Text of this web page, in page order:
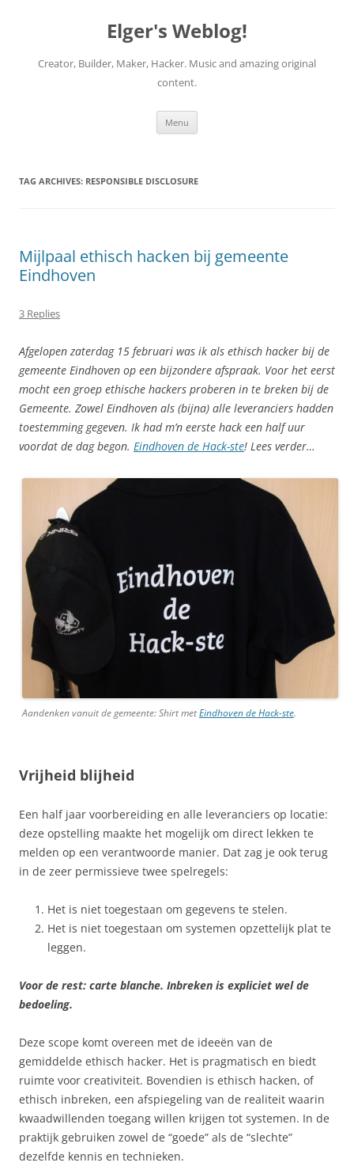
Elger's Weblog!
Creator, Builder, Maker, Hacker. Music and amazing original
content.
Menu
TAG ARCHIVES: RESPONSIBLE DISCLOSURE
Mijlpaal ethisch hacken bij gemeente
Eindhoven
3 Replies
Afgelopen zaterdag 15 februari was ik als ethisch hacker bij de
gemeente Eindhoven op een bijzondere afspraak. Voor het eerst
mocht een groep ethische hackers proberen in te breken bij de
Gemeente. Zowel Eindhoven als (bijna) alle leveranciers hadden
toestemming gegeven. Ik had m’n eerste hack een half uur
voordat de dag begon. Eindhoven de Hack-ste! Lees verder…
Aandenken vanuit de gemeente: Shirt metEindhoven de Hack-ste.
Vrijheid blijheid
Een half jaar voorbereiding en alle leveranciers op locatie:
deze opstelling maakte het mogelijk om direct lekken te
melden op een verantwoorde manier. Dat zag je ook terug
in de zeer permissieve twee spelregels:
Het is niet toegestaan om gegevens te stelen.
Het is niet toegestaan om systemen opzettelijk plat te
leggen.
Voor de rest: carte blanche. Inbreken is expliciet wel de
bedoeling.
Deze scope komt overeen met de ideeën van de
gemiddelde ethisch hacker. Het is pragmatisch en biedt
ruimte voor creativiteit. Bovendien is ethisch hacken, of
ethisch inbreken, een afspiegeling van de realiteit waarin
kwaadwillenden toegang willen krijgen tot systemen. In de
praktijk gebruiken zowel de “goede” als de “slechte”
dezelfde kennis en technieken.